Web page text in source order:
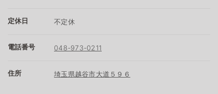
定休日 不定休
電話番号 048-973-0211
住所 埼玉県越谷市大道５９６